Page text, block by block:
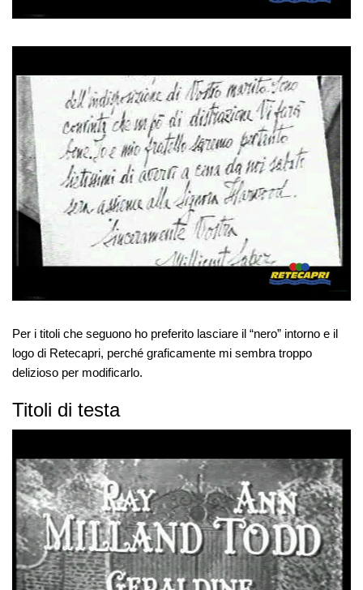
Per i titoli che seguono ho preferito lasciare il “nero” intorno e il
logo di Retecapri, perché graficamente mi sembra troppo
delizioso per modificarlo.
Titoli di testa